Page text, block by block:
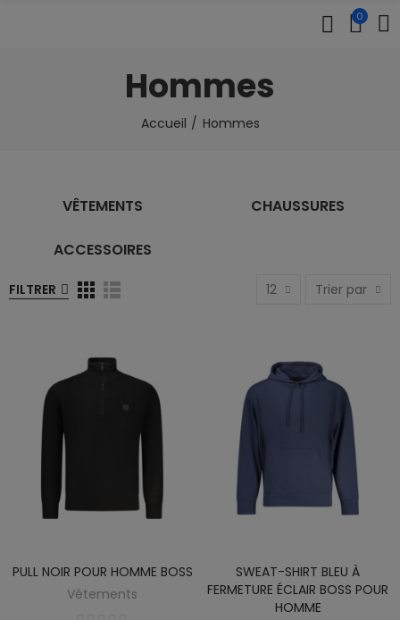
0
Hommes
Accueil Hommes
VÊTEMENTS CHAUSSURES
ACCESSOIRES
FILTRER 12 Trier par
PULL NOIR POUR HOMME BOSS
Vêtements
SWEAT-SHIRT BLEU À
FERMETURE ÉCLAIR BOSS POUR
HOMME